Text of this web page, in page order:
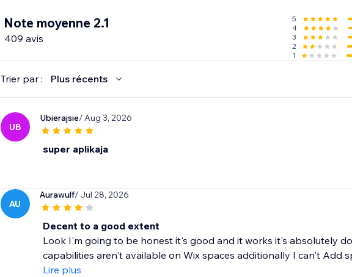
Note moyenne 2.1
409 avis
5
4
3
2
1
Trier par : Plus récents
UB
Ubierajsie/ Aug 3, 2026
super aplikaja
AU
Aurawulf/ Jul 28, 2026
Decent to a good extent
Look I'm going to be honest it's good and it works it's absolutely
capabilities aren't available on Wix spaces additionally I can't Add
Lire plus